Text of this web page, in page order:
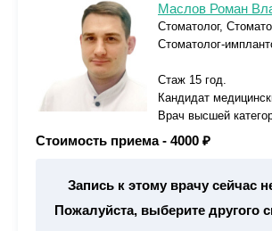
Маслов Роман
Стоматолог,
Стоматолог-
Стаж 15 год.
Кандидат
Врач высшей
Стоимость приема - 4000 ₽
Запись к этому врачу сейчас
Пожалуйста, выберите другого